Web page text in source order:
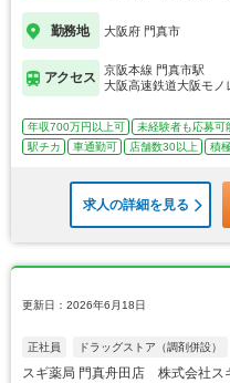
勤務地 大阪府 門真市
アクセス
京阪本線 門真市駅
大阪高速鉄道大阪モノ
年収700万円以上可 未経験者も応募可
駅チカ
車通勤可 店舗数30以上 積
求人の詳細を見る
更新日：2026年6月18日
正社員 ドラッグストア（調剤併設）
スギ薬局 門真舟田店 株式会社ス